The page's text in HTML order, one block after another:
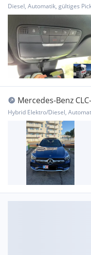
CUOPE
Diesel, Automatik, gültiges
Mercedes-Benz
AMG-Line Auto LED
Hybrid Elektro/Diesel,